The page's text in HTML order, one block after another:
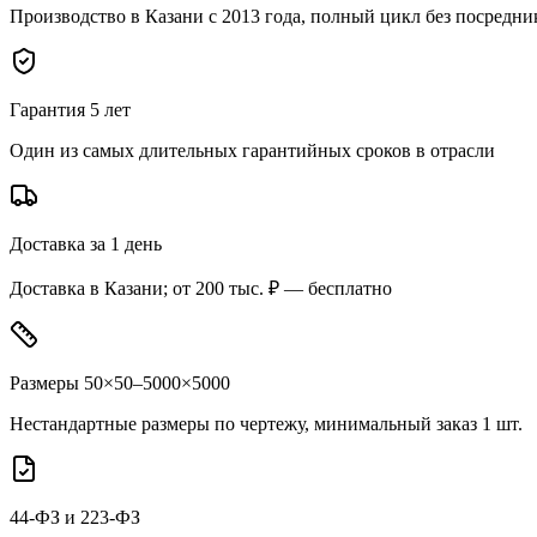
Производство в Казани с 2013 года, полный цикл без
Гарантия 5 лет
Один из самых длительных гарантийных сроков в отрасли
Доставка за 1 день
Доставка в Казани; от 200 тыс. ₽ — бесплатно
Размеры 50×50–5000×5000
Нестандартные размеры по чертежу, минимальный заказ 1 шт.
44-ФЗ и 223-ФЗ